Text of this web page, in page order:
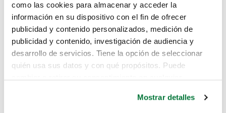
como las cookies para almacenar y acceder la
información en su dispositivo con el fin de ofrecer
publicidad y contenido personalizados, medición de
publicidad y contenido, investigación de audiencia y
desarrollo de servicios. Tiene la opción de seleccionar
quién usa sus datos y con qué propósitos. Puede
Mostrar detalles
Lo sentimos, no sabemos como
te hemos traido hasta aquí.
Pero puedes encontrar el coche que estás
buscando en alguno de estos enlaces: